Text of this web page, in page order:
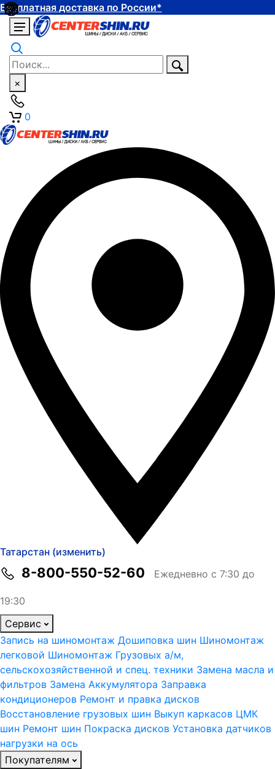
Бесплатная доставка по России*
×
0
Татарстан (изменить)
8-800-550-52-60 Ежедневно с 7:30 до
19:30
Сервис
Запись на шиномонтаж Дошиповка шин Шиномонтаж
легковой Шиномонтаж Грузовых а/м,
сельскохозяйственной и спец. техники Замена масла и
фильтров Замена Аккумулятора Заправка
кондиционеров Ремонт и правка дисков
Восстановление грузовых шин Выкуп каркасов ЦМК
шин Ремонт шин Покраска дисков Установка датчиков
нагрузки на ось
Покупателям